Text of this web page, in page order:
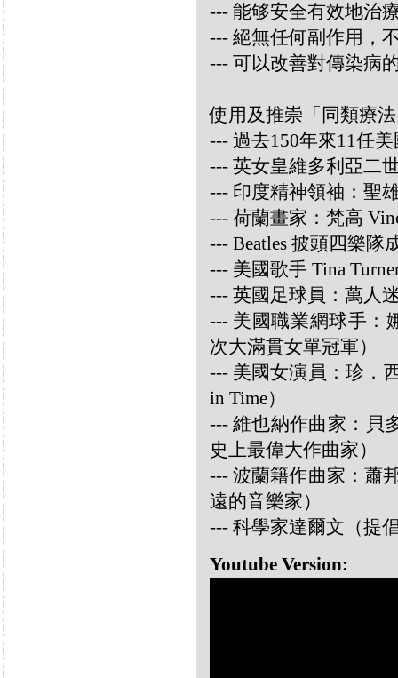
--- 能够安全有效地治
--- 絕無任何副作用，
--- 可以改善對傳染病
使用及推崇「同類療
--- 過去150年來11任
--- 英女皇維多利亞二
--- 印度精神領袖：聖
--- 荷蘭畫家：梵高
--- Beatles 披頭四樂隊
--- 美國歌手 Tina
--- 英國足球員：萬人
--- 美國職業網球手：
次大滿貫女單冠軍）
--- 美國女演員：珍．
in Time）
--- 維也納作曲家：貝
史上最偉大作曲家）
--- 波蘭籍作曲家：蕭
遠的音樂家）
--- 科學家達爾文（提
Youtube Version: